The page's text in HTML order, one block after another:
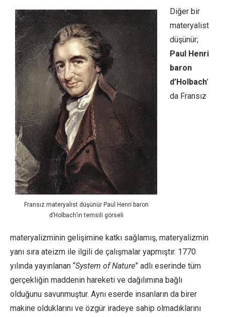
Fransız materyalist düşünür Paul Henri baron
d’Holbach’ın temsili görseli
Diğer bir
materyalist
düşünür;
Paul Henri
baron
d’Holbach’
da Fransız
materyalizminin gelişimine katkı sağlamış, materyalizmin
yanı sıra ateizm ile ilgili de çalışmalar yapmıştır. 1770
yılında yayınlanan “System of Nature” adlı eserinde tüm
gerçekliğin maddenin hareketi ve dağılımına bağlı
olduğunu savunmuştur. Aynı eserde insanların da birer
makine olduklarını ve özgür iradeye sahip olmadıklarını